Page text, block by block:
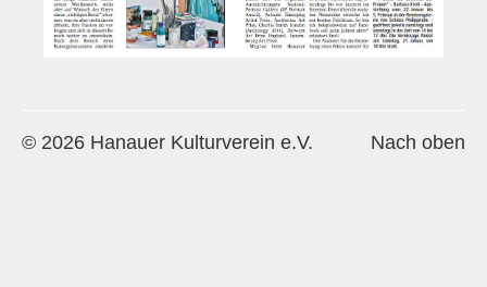
Aktuell
Archiv
Nach oben
© 2026 Hanauer Kulturverein e.V.